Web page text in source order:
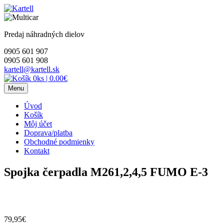
Skip
to
Predaj náhradných dielov
0905 601 907
0905 601 908
kartell@kartell.sk
0ks | 0.00€
Menu
Úvod
Košík
Môj účet
Doprava/platba
Obchodné podmienky
Kontakt
Spojka čerpadla M261,2,4,5 FUMO E-3
79,95€